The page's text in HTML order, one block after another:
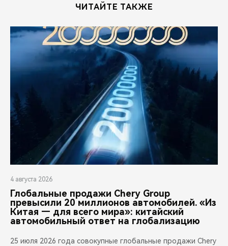
ЧИТАЙТЕ ТАКЖЕ
4 августа 2026
Глобальные продажи Chery Group
превысили 20 миллионов автомобилей. «Из
Китая — для всего мира»: китайский
автомобильный ответ на глобализацию
25 июля 2026 года совокупные глобальные продажи Chery